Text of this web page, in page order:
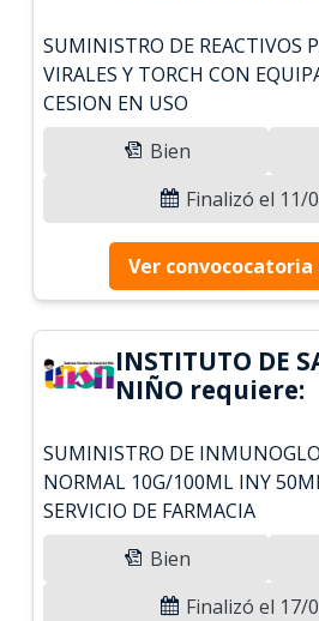
SUMINISTRO DE REACTIVOS
VIRALES Y TORCH CON
CESION EN USO
Bien
Finalizó el 11/
Ver
INSTITUTO DE
NIÑO requiere:
SUMINISTRO DE
NORMAL 10G/100ML INY
SERVICIO DE FARMACIA
Bien
Finalizó el 17/